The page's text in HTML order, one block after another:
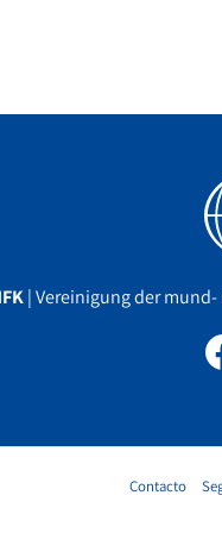
| Vereinigung der
Contacto